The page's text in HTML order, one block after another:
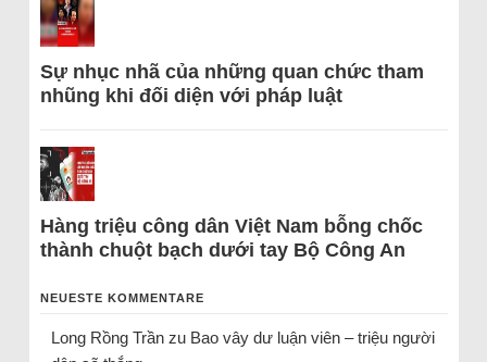
Sự nhục nhã của những quan chức tham
nhũng khi đối diện với pháp luật
Hàng triệu công dân Việt Nam bỗng chốc
thành chuột bạch dưới tay Bộ Công An
NEUESTE KOMMENTARE
Long Rồng Trầnzu Bao vây dư luận viên – triệu người